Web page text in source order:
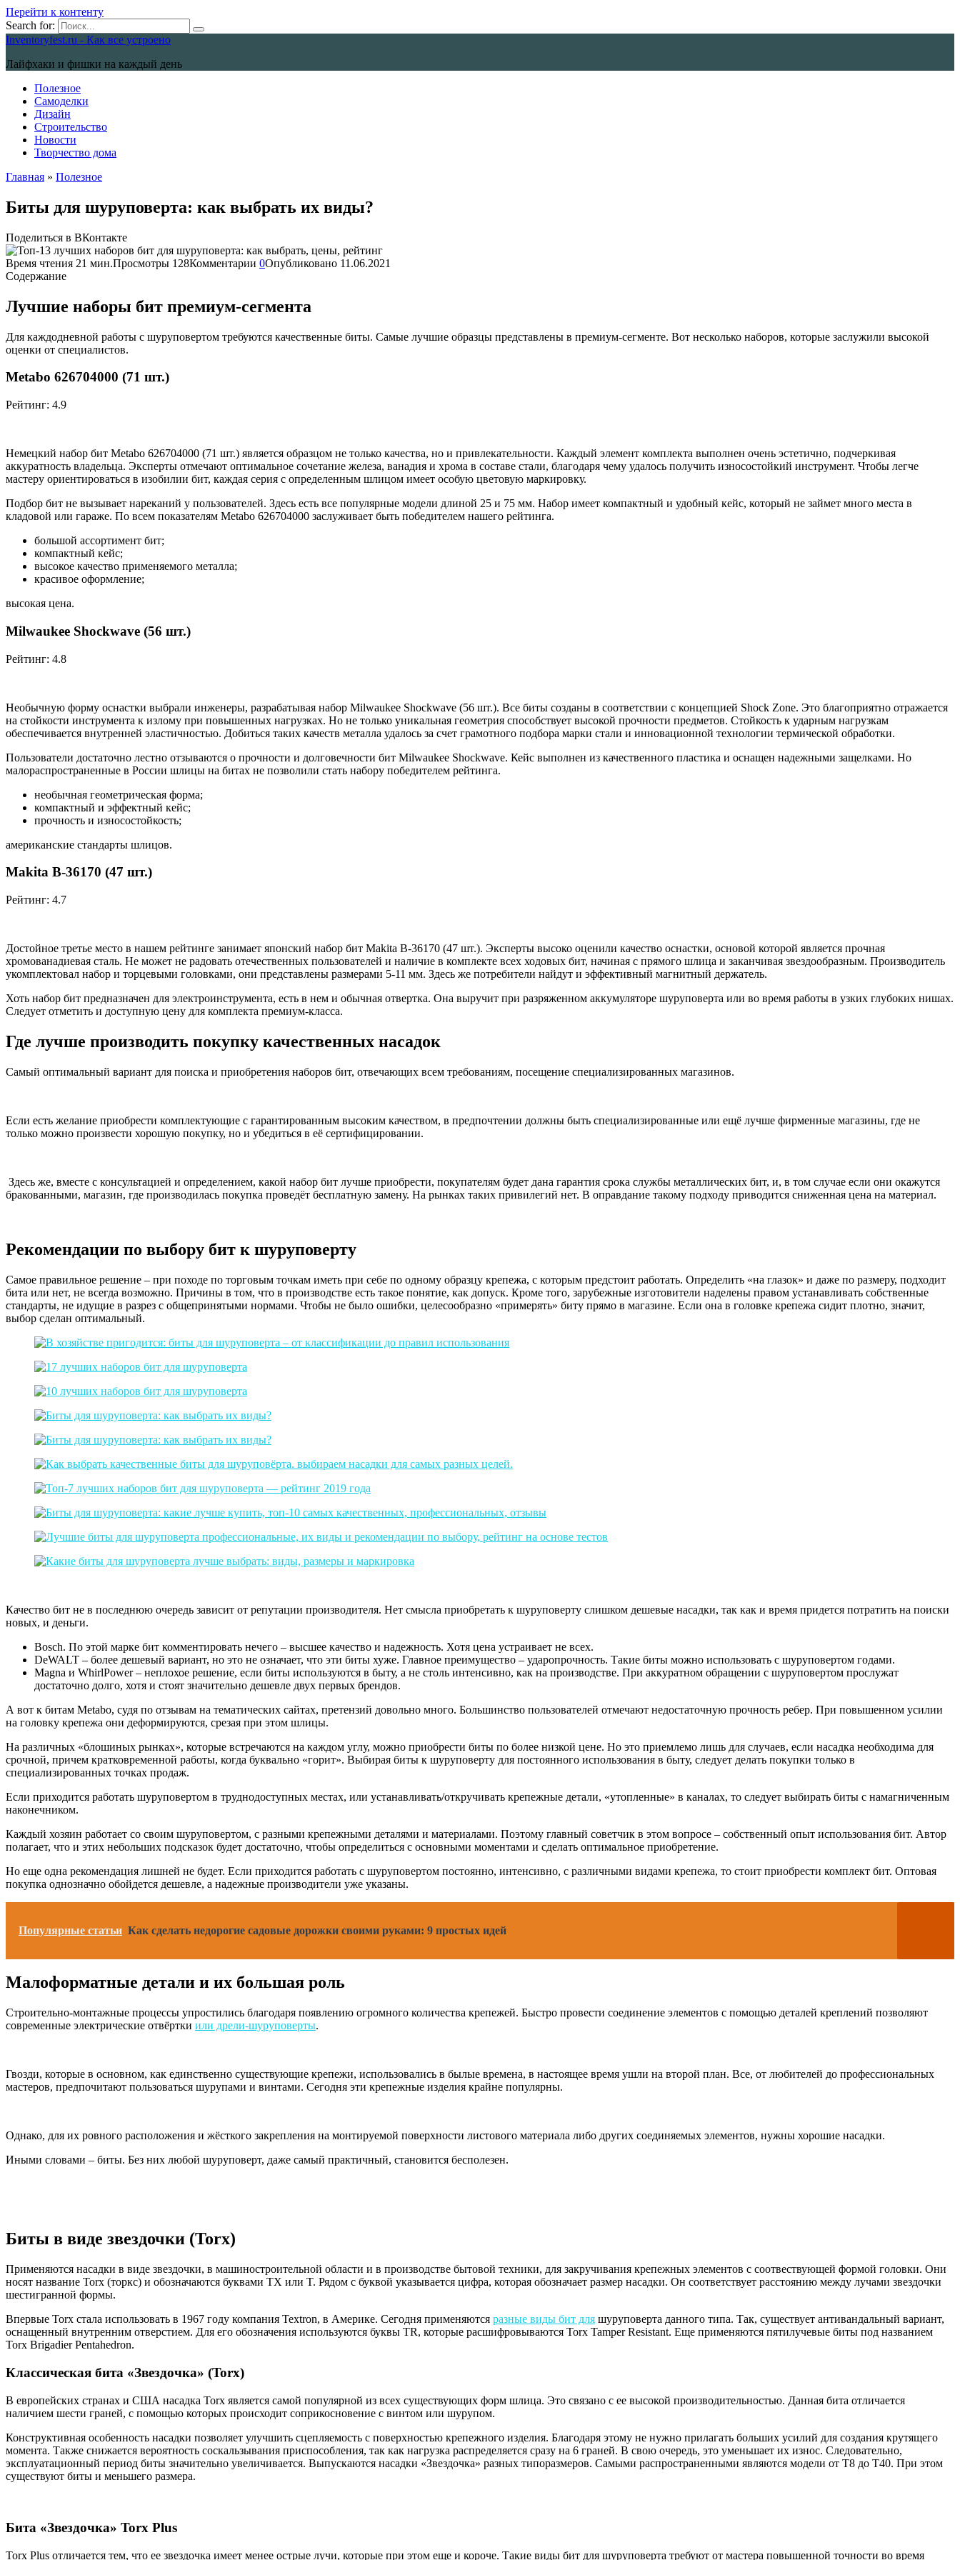
Перейти к контенту
Search for:
Inventoryfest.ru - Как все устроено
Лайфхаки и фишки на каждый день
Полезное
Самоделки
Дизайн
Строительство
Новости
Творчество дома
Главная » Полезное
Биты для шуруповерта: как выбрать их виды?
Поделиться в ВКонтакте
Время чтения 21 мин.Просмотры 128Комментарии 0Опубликовано 11.06.2021
Содержание
Лучшие наборы бит премиум-сегмента
Для каждодневной работы с шуруповертом требуются качественные биты. Самые лучшие образцы представлены в премиум-сегменте. Вот несколько наборов, которые заслужили высокой
оценки от специалистов.
Metabo 626704000 (71 шт.)
Рейтинг: 4.9
Немецкий набор бит Metabo 626704000 (71 шт.) является образцом не только качества, но и привлекательности. Каждый элемент комплекта выполнен очень эстетично, подчеркивая
аккуратность владельца. Эксперты отмечают оптимальное сочетание железа, ванадия и хрома в составе стали, благодаря чему удалось получить износостойкий инструмент. Чтобы легче
мастеру ориентироваться в изобилии бит, каждая серия с определенным шлицом имеет особую цветовую маркировку.
Подбор бит не вызывает нареканий у пользователей. Здесь есть все популярные модели длиной 25 и 75 мм. Набор имеет компактный и удобный кейс, который не займет много места в
кладовой или гараже. По всем показателям Metabo 626704000 заслуживает быть победителем нашего рейтинга.
большой ассортимент бит;
компактный кейс;
высокое качество применяемого металла;
красивое оформление;
высокая цена.
Milwaukee Shockwave (56 шт.)
Рейтинг: 4.8
Необычную форму оснастки выбрали инженеры, разрабатывая набор Milwaukee Shockwave (56 шт.). Все биты созданы в соответствии с концепцией Shock Zone. Это благоприятно отражается
на стойкости инструмента к излому при повышенных нагрузках. Но не только уникальная геометрия способствует высокой прочности предметов. Стойкость к ударным нагрузкам
обеспечивается внутренней эластичностью. Добиться таких качеств металла удалось за счет грамотного подбора марки стали и инновационной технологии термической обработки.
Пользователи достаточно лестно отзываются о прочности и долговечности бит Milwaukee Shockwave. Кейс выполнен из качественного пластика и оснащен надежными защелками. Но
малораспространенные в России шлицы на битах не позволили стать набору победителем рейтинга.
необычная геометрическая форма;
компактный и эффектный кейс;
прочность и износостойкость;
американские стандарты шлицов.
Makita B-36170 (47 шт.)
Рейтинг: 4.7
Достойное третье место в нашем рейтинге занимает японский набор бит Makita B-36170 (47 шт.). Эксперты высоко оценили качество оснастки, основой которой является прочная
хромованадиевая сталь. Не может не радовать отечественных пользователей и наличие в комплекте всех ходовых бит, начиная с прямого шлица и заканчивая звездообразным. Производитель
укомплектовал набор и торцевыми головками, они представлены размерами 5-11 мм. Здесь же потребители найдут и эффективный магнитный держатель.
Хоть набор бит предназначен для электроинструмента, есть в нем и обычная отвертка. Она выручит при разряженном аккумуляторе шуруповерта или во время работы в узких глубоких нишах.
Следует отметить и доступную цену для комплекта премиум-класса.
Где лучше производить покупку качественных насадок
Самый оптимальный вариант для поиска и приобретения наборов бит, отвечающих всем требованиям, посещение специализированных магазинов.
Если есть желание приобрести комплектующие с гарантированным высоким качеством, в предпочтении должны быть специализированные или ещё лучше фирменные магазины, где не
только можно произвести хорошую покупку, но и убедиться в её сертифицировании.
Здесь же, вместе с консультацией и определением, какой набор бит лучше приобрести, покупателям будет дана гарантия срока службы металлических бит, и, в том случае если они окажутся
бракованными, магазин, где производилась покупка проведёт бесплатную замену. На рынках таких привилегий нет. В оправдание такому подходу приводится сниженная цена на материал.
Рекомендации по выбору бит к шуруповерту
Самое правильное решение – при походе по торговым точкам иметь при себе по одному образцу крепежа, с которым предстоит работать. Определить «на глазок» и даже по размеру, подходит
бита или нет, не всегда возможно. Причины в том, что в производстве есть такое понятие, как допуск. Кроме того, зарубежные изготовители наделены правом устанавливать собственные
стандарты, не идущие в разрез с общепринятыми нормами. Чтобы не было ошибки, целесообразно «примерять» биту прямо в магазине. Если она в головке крепежа сидит плотно, значит,
выбор сделан оптимальный.
Качество бит не в последнюю очередь зависит от репутации производителя. Нет смысла приобретать к шуруповерту слишком дешевые насадки, так как и время придется потратить на поиски
новых, и деньги.
Bosch. По этой марке бит комментировать нечего – высшее качество и надежность. Хотя цена устраивает не всех.
DeWALT – более дешевый вариант, но это не означает, что эти биты хуже. Главное преимущество – ударопрочность. Такие биты можно использовать с шуруповертом годами.
Magna и WhirlPower – неплохое решение, если биты используются в быту, а не столь интенсивно, как на производстве. При аккуратном обращении с шуруповертом прослужат
достаточно долго, хотя и стоят значительно дешевле двух первых брендов.
А вот к битам Metabo, судя по отзывам на тематических сайтах, претензий довольно много. Большинство пользователей отмечают недостаточную прочность ребер. При повышенном усилии
на головку крепежа они деформируются, срезая при этом шлицы.
На различных «блошиных рынках», которые встречаются на каждом углу, можно приобрести биты по более низкой цене. Но это приемлемо лишь для случаев, если насадка необходима для
срочной, причем кратковременной работы, когда буквально «горит». Выбирая биты к шуруповерту для постоянного использования в быту, следует делать покупки только в
специализированных точках продаж.
Если приходится работать шуруповертом в труднодоступных местах, или устанавливать/откручивать крепежные детали, «утопленные» в каналах, то следует выбирать биты с намагниченным
наконечником.
Каждый хозяин работает со своим шуруповертом, с разными крепежными деталями и материалами. Поэтому главный советчик в этом вопросе – собственный опыт использования бит. Автор
полагает, что и этих небольших подсказок будет достаточно, чтобы определиться с основными моментами и сделать оптимальное приобретение.
Но еще одна рекомендация лишней не будет. Если приходится работать с шуруповертом постоянно, интенсивно, с различными видами крепежа, то стоит приобрести комплект бит. Оптовая
покупка однозначно обойдется дешевле, а надежные производители уже указаны.
Популярные статьи Как сделать недорогие садовые дорожки своими руками: 9 простых идей
Малоформатные детали и их большая роль
Строительно-монтажные процессы упростились благодаря появлению огромного количества крепежей. Быстро провести соединение элементов с помощью деталей креплений позволяют
современные электрические отвёртки или дрели-шуруповерты.
Гвозди, которые в основном, как единственно существующие крепежи, использовались в былые времена, в настоящее время ушли на второй план. Все, от любителей до профессиональных
мастеров, предпочитают пользоваться шурупами и винтами. Сегодня эти крепежные изделия крайне популярны.
Однако, для их ровного расположения и жёсткого закрепления на монтируемой поверхности листового материала либо других соединяемых элементов, нужны хорошие насадки.
Иными словами – биты. Без них любой шуруповерт, даже самый практичный, становится бесполезен.
Биты в виде звездочки (Torx)
Применяются насадки в виде звездочки, в машиностроительной области и в производстве бытовой техники, для закручивания крепежных элементов с соотвествующей формой головки. Они
носят название Torx (торкс) и обозначаются буквами TX или T. Рядом с буквой указывается цифра, которая обозначает размер насадки. Он соответствует расстоянию между лучами звездочки
шестигранной формы.
Впервые Torx стала использовать в 1967 году компания Textron, в Америке. Сегодня применяются разные виды бит для шуруповерта данного типа. Так, существует антивандальный вариант,
оснащенный внутренним отверстием. Для его обозначения используются буквы TR, которые расшифровываются Torx Tamper Resistant. Еще применяются пятилучевые биты под названием
Torx Brigadier Pentahedron.
Классическая бита «Звездочка» (Torx)
В европейских странах и США насадка Тоrх является самой популярной из всех существующих форм шлица. Это связано с ее высокой производительностью. Данная бита отличается
наличием шести граней, с помощью которых происходит соприкосновение с винтом или шурупом.
Конструктивная особенность насадки позволяет улучшить сцепляемость с поверхностью крепежного изделия. Благодаря этому не нужно прилагать больших усилий для создания крутящего
момента. Также снижается вероятность соскальзывания приспособления, так как нагрузка распределяется сразу на 6 граней. В свою очередь, это уменьшает их износ. Следовательно,
эксплуатационный период биты значительно увеличивается. Выпускаются насадки «Звездочка» разных типоразмеров. Самыми распространенными являются модели от Т8 до Т40. При этом
существуют биты и меньшего размера.
Бита «Звездочка» Torx Plus
Torx Plus отличается тем, что ее звездочка имеет менее острые лучи, которые при этом еще и короче. Такие виды бит для шуруповерта требуют от мастера повышенной точности во время